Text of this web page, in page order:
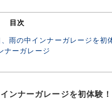
目次
雨の中インナーガレージを初
ナーガレージ
ンナーガレージを初体験！